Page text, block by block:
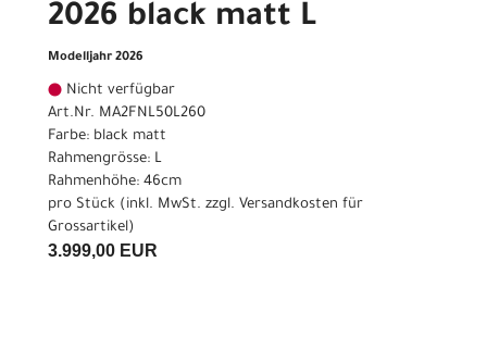
2026 black matt L
Modelljahr 2026
Nicht verfügbar
Art.Nr. MA2FNL50L260
Farbe: black matt
Rahmengrösse: L
Rahmenhöhe: 46cm
pro Stück (inkl. MwSt. zzgl. Versandkosten für
Grossartikel)
3.999,00 EUR